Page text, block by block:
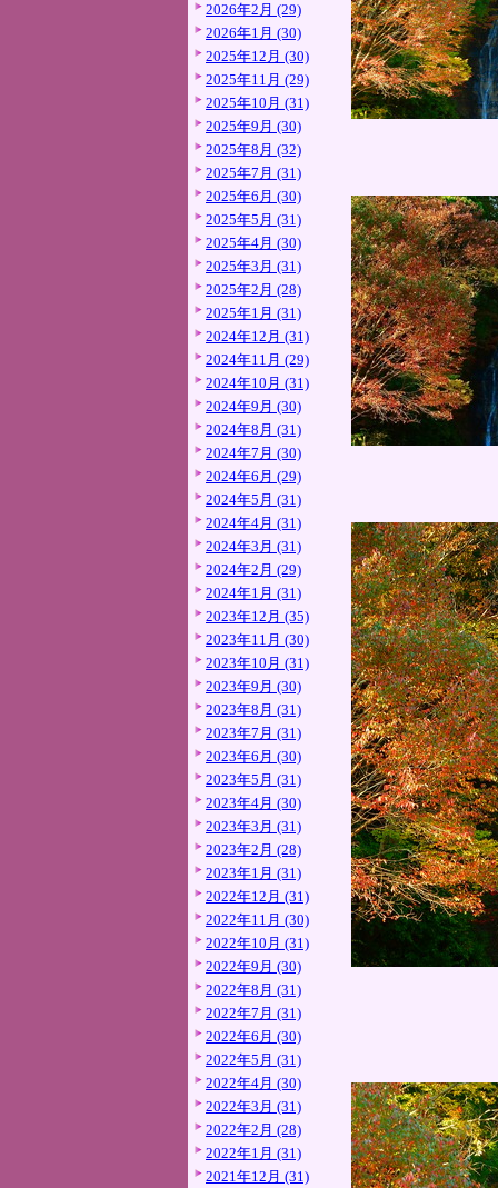
2026年2月 (29)
2026年1月 (30)
2025年12月 (30)
2025年11月 (29)
2025年10月 (31)
2025年9月 (30)
2025年8月 (32)
2025年7月 (31)
2025年6月 (30)
2025年5月 (31)
2025年4月 (30)
2025年3月 (31)
2025年2月 (28)
2025年1月 (31)
2024年12月 (31)
2024年11月 (29)
2024年10月 (31)
2024年9月 (30)
2024年8月 (31)
2024年7月 (30)
2024年6月 (29)
2024年5月 (31)
2024年4月 (31)
2024年3月 (31)
2024年2月 (29)
2024年1月 (31)
2023年12月 (35)
2023年11月 (30)
2023年10月 (31)
2023年9月 (30)
2023年8月 (31)
2023年7月 (31)
2023年6月 (30)
2023年5月 (31)
2023年4月 (30)
2023年3月 (31)
2023年2月 (28)
2023年1月 (31)
2022年12月 (31)
2022年11月 (30)
2022年10月 (31)
2022年9月 (30)
2022年8月 (31)
2022年7月 (31)
2022年6月 (30)
2022年5月 (31)
2022年4月 (30)
2022年3月 (31)
2022年2月 (28)
2022年1月 (31)
2021年12月 (31)